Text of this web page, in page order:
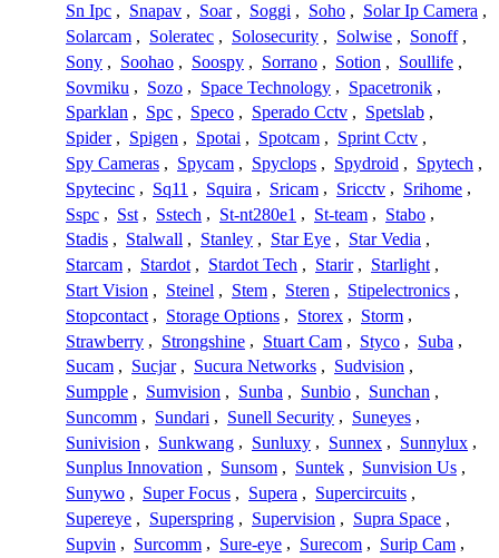
Sn Ipc , Snapav , Soar , Soggi , Soho , Solar Ip Camera ,
Solarcam , Soleratec , Solosecurity , Solwise , Sonoff ,
Sony , Soohao , Soospy , Sorrano , Sotion , Soullife ,
Sovmiku , Sozo , Space Technology , Spacetronik ,
Sparklan , Spc , Speco , Sperado Cctv , Spetslab ,
Spider , Spigen , Spotai , Spotcam , Sprint Cctv ,
Spy Cameras , Spycam , Spyclops , Spydroid , Spytech ,
Spytecinc , Sq11 , Squira , Sricam , Sricctv , Srihome ,
Sspc , Sst , Sstech , St-nt280e1 , St-team , Stabo ,
Stadis , Stalwall , Stanley , Star Eye , Star Vedia ,
Starcam , Stardot , Stardot Tech , Starir , Starlight ,
Start Vision , Steinel , Stem , Steren , Stipelectronics ,
Stopcontact , Storage Options , Storex , Storm ,
Strawberry , Strongshine , Stuart Cam , Styco , Suba ,
Sucam , Sucjar , Sucura Networks , Sudvision ,
Sumpple , Sumvision , Sunba , Sunbio , Sunchan ,
Suncomm , Sundari , Sunell Security , Suneyes ,
Sunivision , Sunkwang , Sunluxy , Sunnex , Sunnylux ,
Sunplus Innovation , Sunsom , Suntek , Sunvision Us ,
Sunywo , Super Focus , Supera , Supercircuits ,
Supereye , Superspring , Supervision , Supra Space ,
Supvin , Surcomm , Sure-eye , Surecom , Surip Cam ,